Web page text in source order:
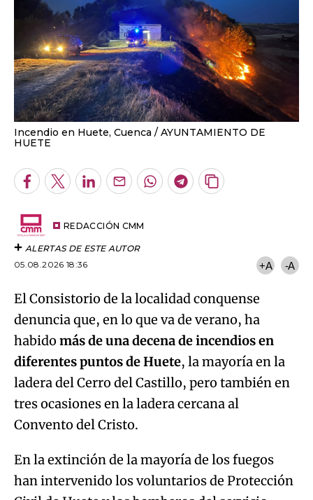
Incendio en Huete, Cuenca
AYUNTAMIENTO DE
HUETE
Facebook
TwitterLinkedInEnviarWhatsapp
Telegram
Copiar
REDACCIÓN CMM
ALERTAS DE ESTE AUTOR
05.08.2026 18:36
+A -A
El Consistorio de la localidad conquense
denuncia que, en lo que va de verano, ha
habido más de una decena de incendios en
diferentes puntos de Huete, la mayoría en la
ladera del Cerro del Castillo, pero también en
tres ocasiones en la ladera cercana al
Convento del Cristo.
En la extinción de la mayoría de los fuegos
han intervenido los voluntarios de Protección